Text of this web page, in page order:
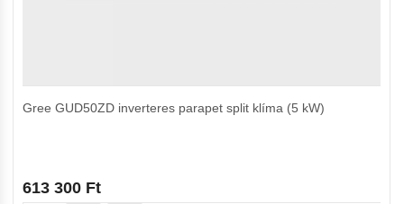
Gree GUD50ZD inverteres parapet split klíma (5 kW)
613 300 Ft